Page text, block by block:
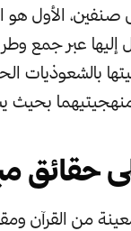
صنفين، الأول هو
إليها عبر
بالشعوذيات
منهجيتيهما
حقائق
من القرآن